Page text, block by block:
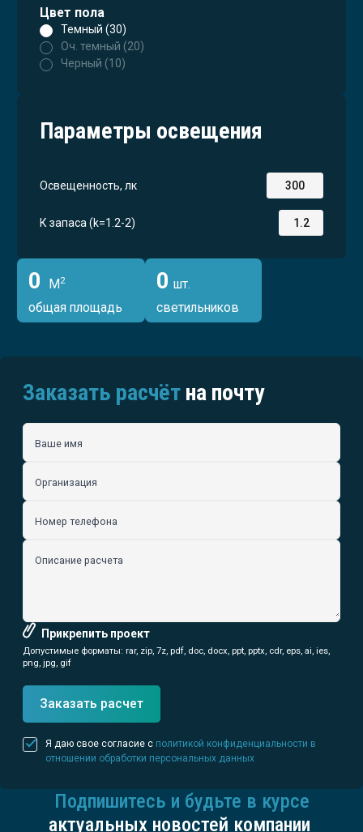
Цвет пола
Темный (30)
Оч. темный (20)
Черный (10)
Параметры освещения
Освещенность, лк
К запаса (k=1.2-2)
0 М 2
общая площадь
0 шт.
светильников
Заказать расчёт на почту
Ваше имя
Организация
Номер телефона
Описание расчета
Прикрепить проект
Допустимые форматы: rar, zip, 7z, pdf, doc, docx, ppt, pptx, cdr, eps, ai, ies,
png, jpg, gif
Заказать расчет
Я даю свое согласие с политикой конфиденциальности в
отношении обработки персональных данных
Подпишитесь и будьте в курсе
актуальных новостей компании